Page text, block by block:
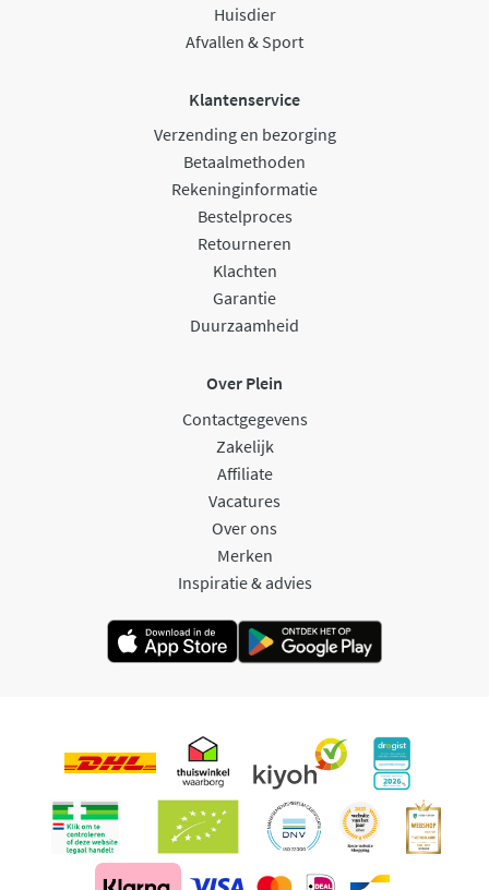
Huisdier
Afvallen & Sport
Klantenservice
Verzending en bezorging
Betaalmethoden
Rekeninginformatie
Bestelproces
Retourneren
Klachten
Garantie
Duurzaamheid
Over Plein
Contactgegevens
Zakelijk
Affiliate
Vacatures
Over ons
Merken
Inspiratie & advies